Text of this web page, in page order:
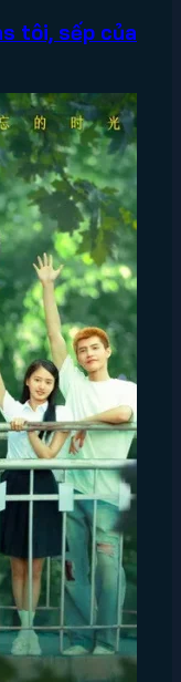
tôi, sếp của